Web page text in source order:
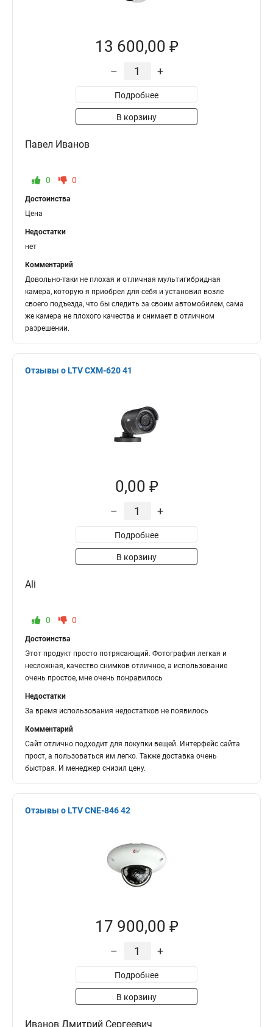
13 600,00 ₽
– +
Подробнее
В корзину
Павел Иванов
0 0
Достоинства
Цена
Недостатки
нет
Комментарий
Довольно-таки не плохая и отличная мультигибридная
камера, которую я приобрел для себя и установил возле
своего подъезда, что бы следить за своим автомобилем, сама
же камера не плохого качества и снимает в отличном
разрешении.
Отзывы о LTV CXM-620 41
0,00 ₽
– +
Подробнее
В корзину
Ali
0 0
Достоинства
Этот продукт просто потрясающий. Фотография легкая и
несложная, качество снимков отличное, а использование
очень простое, мне очень понравилось
Недостатки
За время использования недостатков не появилось
Комментарий
Сайт отлично подходит для покупки вещей. Интерфейс сайта
прост, а пользоваться им легко. Также доставка очень
быстрая. И менеджер снизил цену.
Отзывы о LTV CNE-846 42
17 900,00 ₽
– +
Подробнее
В корзину
Иванов Дмитрий Сергеевич